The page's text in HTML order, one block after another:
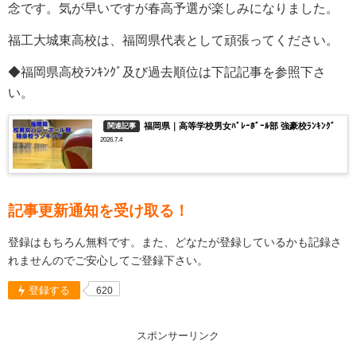
念です。気が早いですが春高予選が楽しみになりました。
福工大城東高校は、福岡県代表として頑張ってください。
◆福岡県高校ﾗﾝｷﾝｸﾞ及び過去順位は下記記事を参照下さ
い。
関連記事 福岡県｜高等学校男女ﾊﾞﾚｰﾎﾞｰﾙ部 強豪校ﾗﾝｷﾝｸﾞ
2026.7.4
記事更新通知を受け取る！
登録はもちろん無料です。また、どなたが登録しているかも記録さ
れませんのでご安心してご登録下さい。
登録する 620
スポンサーリンク